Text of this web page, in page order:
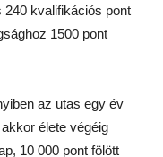
240 kvalifikációs pont
1500 pont
az utas egy év
élete végéig
10 000 pont fölött